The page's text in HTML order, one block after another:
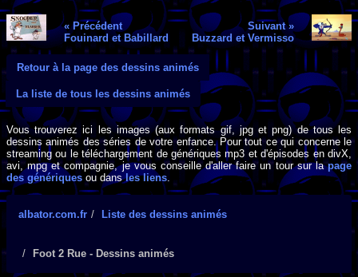
« Précédent
Fouinard et Babillard
Suivant »
Buzzard et Vermisso
Retour à la page des dessins animés
La liste de tous les dessins animés
Vous trouverez ici les images (aux formats gif, jpg et png) de tous les
dessins animés des séries de votre enfance. Pour tout ce qui concerne le
streaming ou le téléchargement de génériques mp3 et d'épisodes en divX,
avi, mpg et compagnie, je vous conseille d'aller faire un tour sur lapage
des génériques ou dansles liens.
albator.com.fr Liste des dessins animés
Foot 2 Rue - Dessins animés